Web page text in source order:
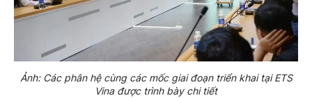
Ảnh: Các phân hệ cùng các mốc giai đoạn triển khai tại ETS
Vina được trình bày chi tiết